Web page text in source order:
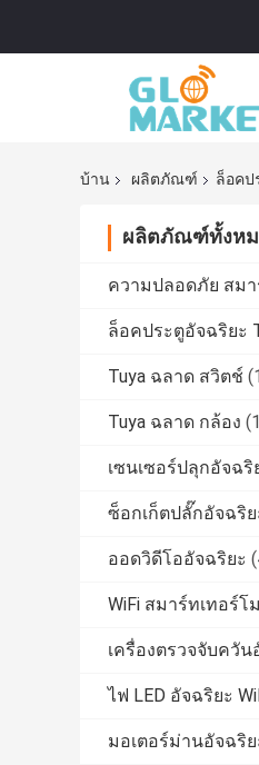
บ้าน ผลิตภัณฑ์ ล็อคป
ผลิตภัณฑ์ทั้งห
ความปลอดภัย สม
ล็อคประตูอัจฉริยะ
Tuya ฉลาด สวิตช์
Tuya ฉลาด กล้อง
เซนเซอร์ปลุกอัจฉริ
ซ็อกเก็ตปลั๊กอัจฉริย
ออดวิดีโออัจฉริยะ
WiFi สมาร์ทเทอร์โ
เครื่องตรวจจับควัน
ไฟ LED อัจฉริยะ
มอเตอร์ม่านอัจฉริย